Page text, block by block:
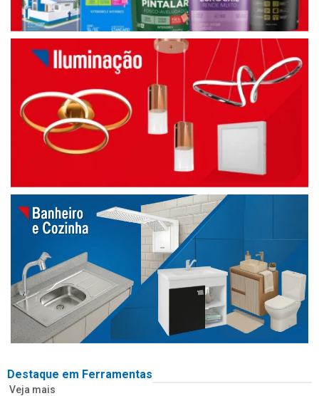
Destaque em Ferramentas
Veja mais